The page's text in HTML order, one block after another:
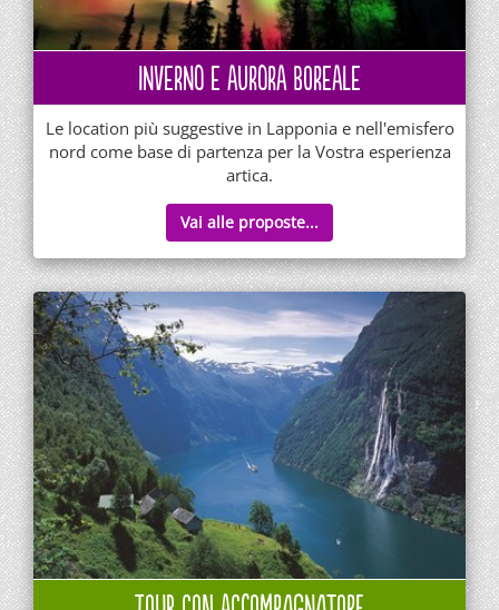
INVERNO E AURORA BOREALE
Le location più suggestive in Lapponia e nell'emisfero
nord come base di partenza per la Vostra esperienza
artica.
Vai alle proposte...